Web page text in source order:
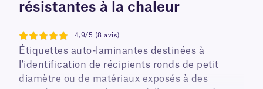
résistantes à la chaleur
4.9
4,9/5 (8 avis)
Étiquettes auto-laminantes destinées à
l'identification de récipients ronds de petit
diamètre ou de matériaux exposés à des